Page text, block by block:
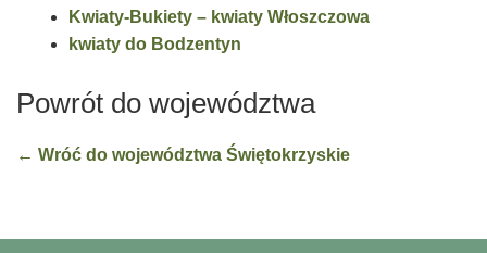
Kwiaty-Bukiety – kwiaty Włoszczowa
kwiaty do Bodzentyn
Powrót do województwa
← Wróć do województwa Świętokrzyskie